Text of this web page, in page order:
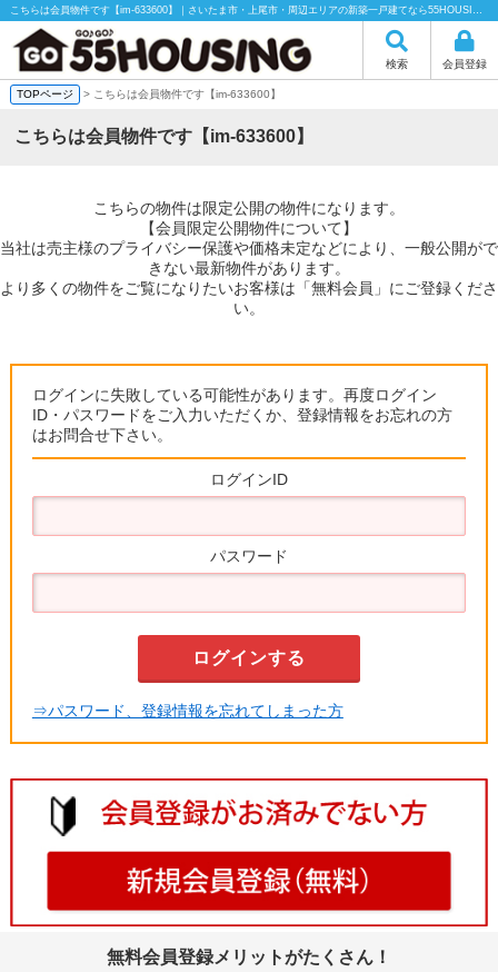
こちらは会員物件です【im-633600】｜さいたま市・上尾市・周辺エリアの新築一戸建てなら55HOUSING（55ハウジング）にお任せください！
検索 会員登録
TOPページ > こちらは会員物件です【im-633600】
こちらは会員物件です【im-633600】
こちらの物件は限定公開の物件になります。
【会員限定公開物件について】
当社は売主様のプライバシー保護や価格未定などにより、一般公開がで
きない最新物件があります。
より多くの物件をご覧になりたいお客様は「無料会員」にご登録くださ
い。
ログインに失敗している可能性があります。再度ログイン
ID・パスワードをご入力いただくか、登録情報をお忘れの方
はお問合せ下さい。
ログインID
パスワード
⇒パスワード、登録情報を忘れてしまった方
無料会員登録メリットがたくさん！